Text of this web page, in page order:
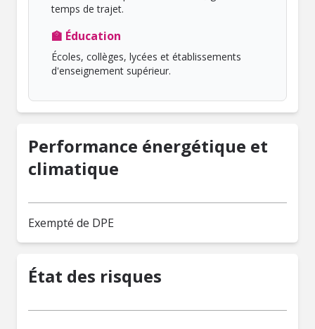
temps de trajet.
🏫 Éducation
Écoles, collèges, lycées et établissements
d'enseignement supérieur.
Performance énergétique et
climatique
Exempté de DPE
État des risques